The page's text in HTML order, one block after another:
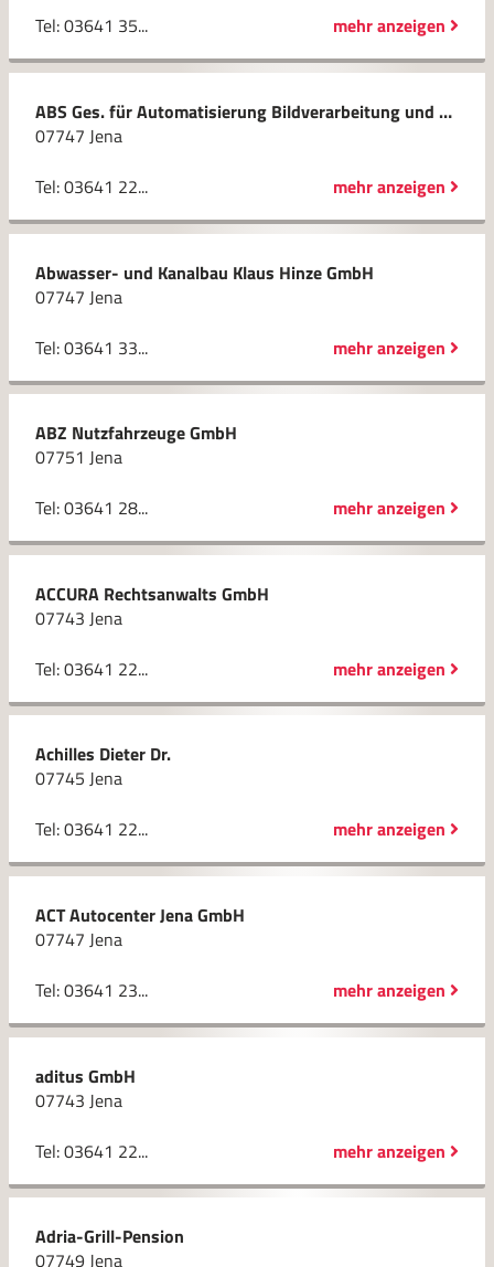
Tel: 03641 35...
mehr anzeigen
ABS Ges. für Automatisierung Bildverarbeitung und Software mbH
07747 Jena
Tel: 03641 22...
mehr anzeigen
Abwasser- und Kanalbau Klaus Hinze GmbH
07747 Jena
Tel: 03641 33...
mehr anzeigen
ABZ Nutzfahrzeuge GmbH
07751 Jena
Tel: 03641 28...
mehr anzeigen
ACCURA Rechtsanwalts GmbH
07743 Jena
Tel: 03641 22...
mehr anzeigen
Achilles Dieter Dr.
07745 Jena
Tel: 03641 22...
mehr anzeigen
ACT Autocenter Jena GmbH
07747 Jena
Tel: 03641 23...
mehr anzeigen
aditus GmbH
07743 Jena
Tel: 03641 22...
mehr anzeigen
Adria-Grill-Pension
07749 Jena